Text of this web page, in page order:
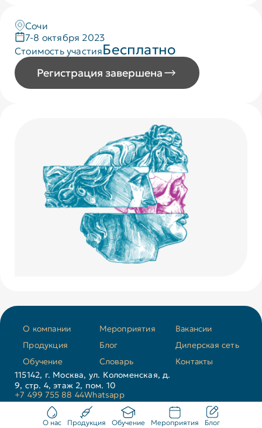
О нас Продукция Обучение Мероприятия Блог
Сочи
7-8 октября 2023
Стоимость участияБесплатно
Регистрация завершена
Copyright © 2026 MG Medical
Политика конфиденциальности
О компании Мероприятия
Вакансии
Продукция
Блог
Дилерская сеть
Обучение
Словарь
Контакты
115142, г. Москва, ул. Коломенская, д.
9, стр. 4, этаж 2, пом. 10
+7 499 755 88 44Whatsapp